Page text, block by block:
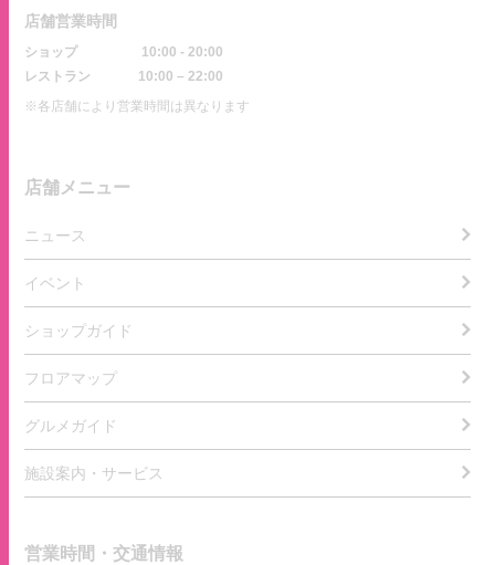
店舗営業時間
ショップ
10:00 - 20:00
レストラン
10:00 – 22:00
※各店舗により営業時間は異なります
店舗メニュー
ニュース
イベント
ショップガイド
フロアマップ
グルメガイド
施設案内・サービス
営業時間・交通情報